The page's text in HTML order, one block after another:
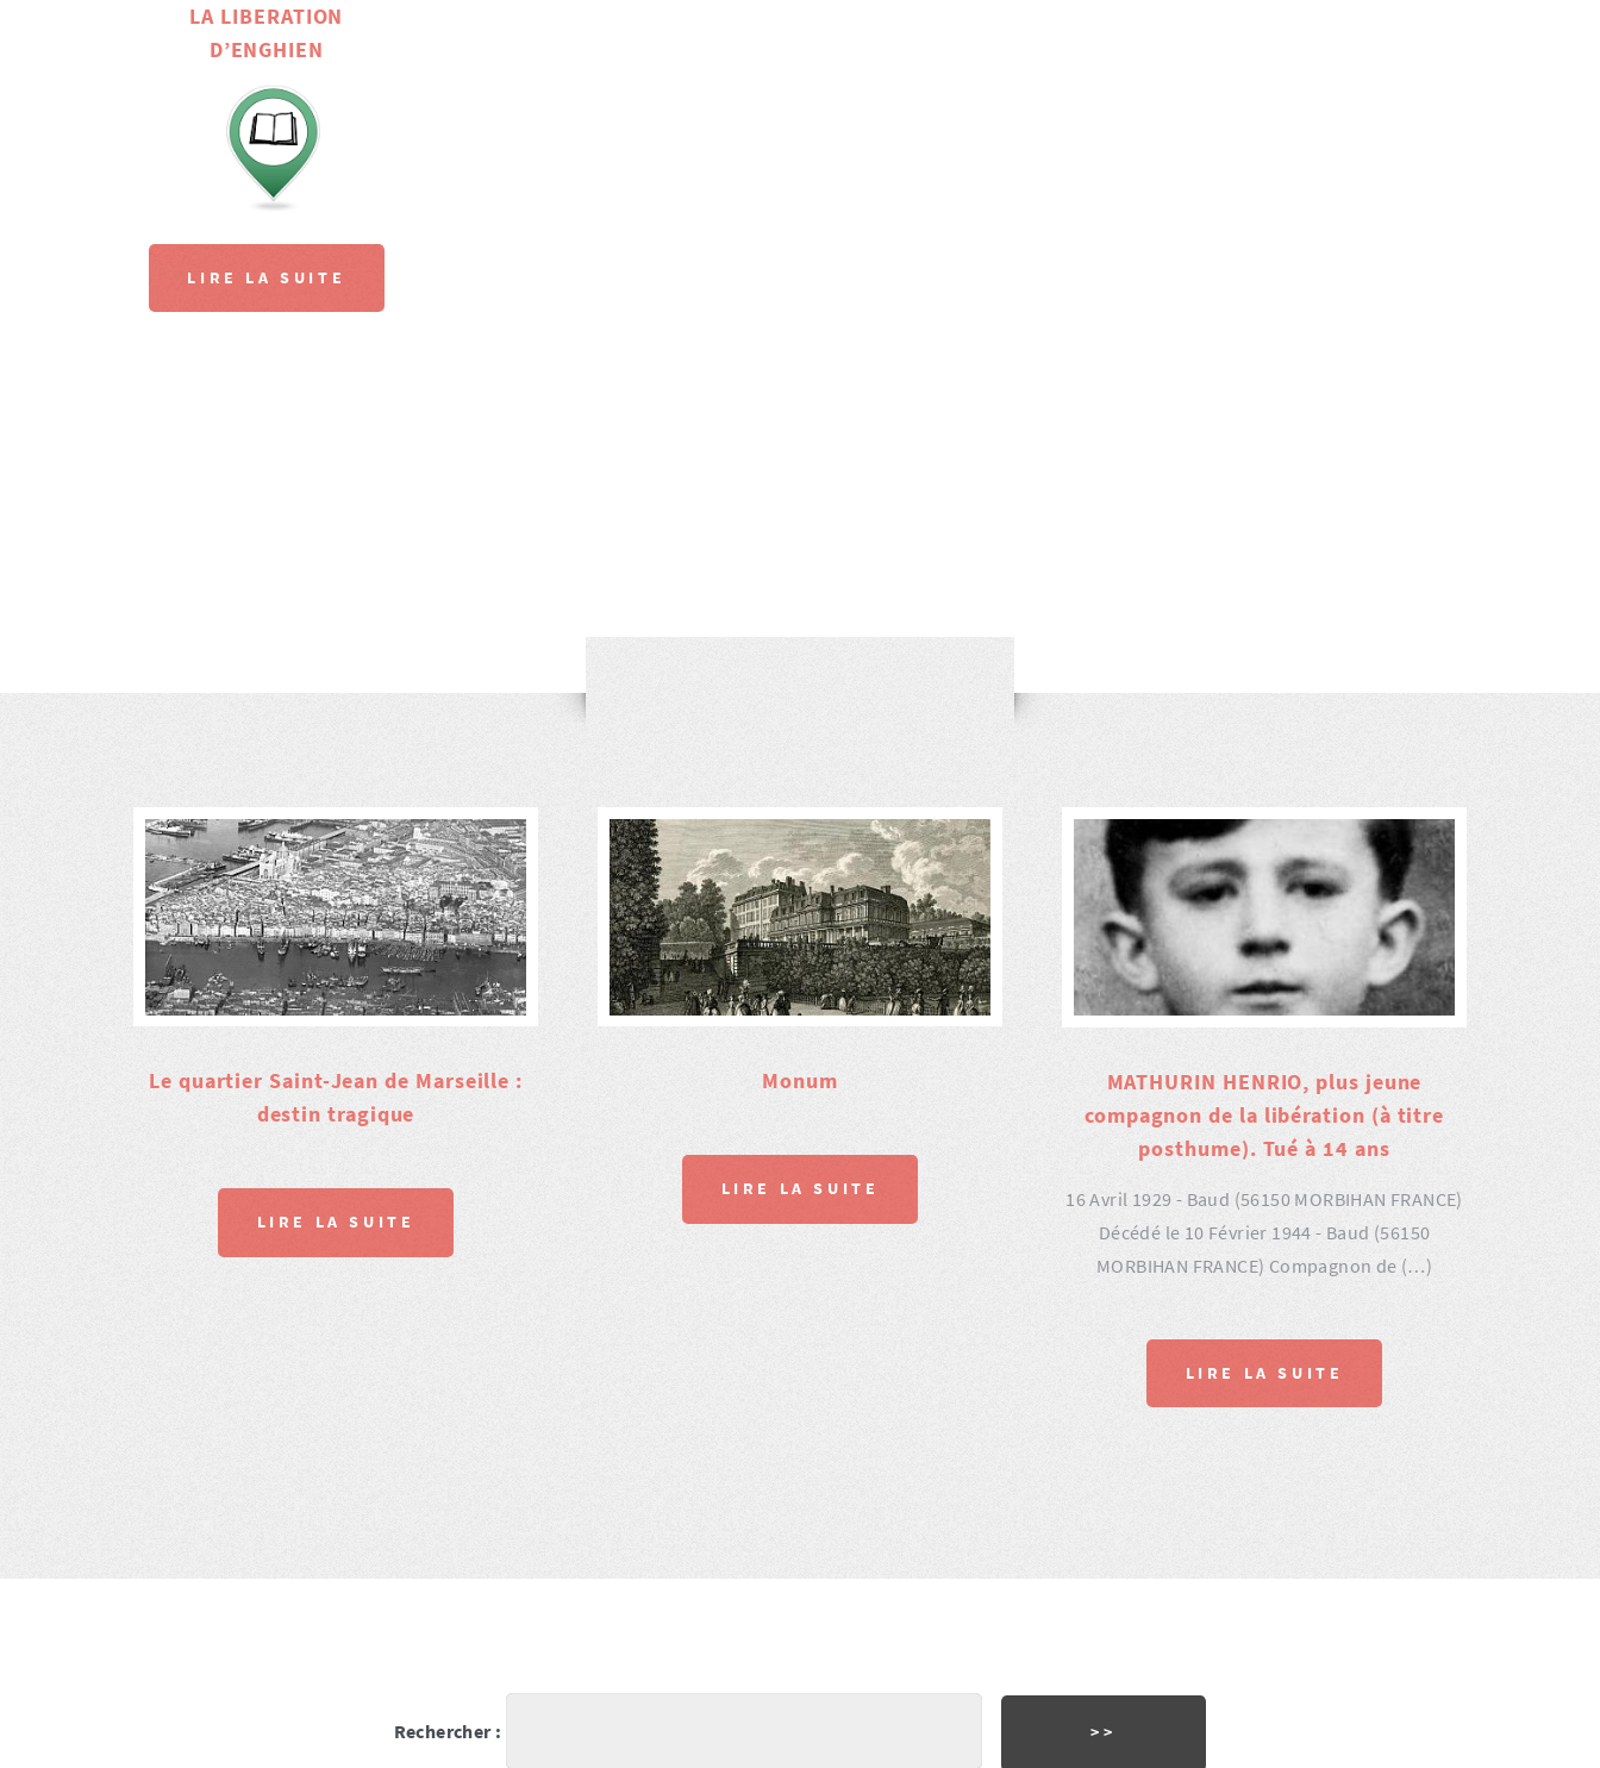
LA LIBERATION
D’ENGHIEN
LIRE LA SUITE
Le quartier Saint-Jean de Marseille :
destin tragique
LIRE LA SUITE
Monum
LIRE LA SUITE
MATHURIN HENRIO, plus jeune
compagnon de la libération (à titre
posthume). Tué à 14 ans
16 Avril 1929 - Baud (56150 MORBIHAN FRANCE)
Décédé le 10 Février 1944 - Baud (56150
MORBIHAN FRANCE) Compagnon de (…)
LIRE LA SUITE
Rechercher :